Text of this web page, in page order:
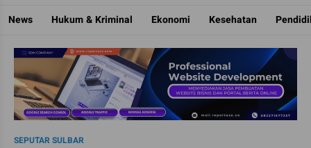
Reportase
Mengulas Fakta Di Balik Cerita
News Hukum & Kriminal Ekonomi Kesehatan
SEPUTAR SULBAR